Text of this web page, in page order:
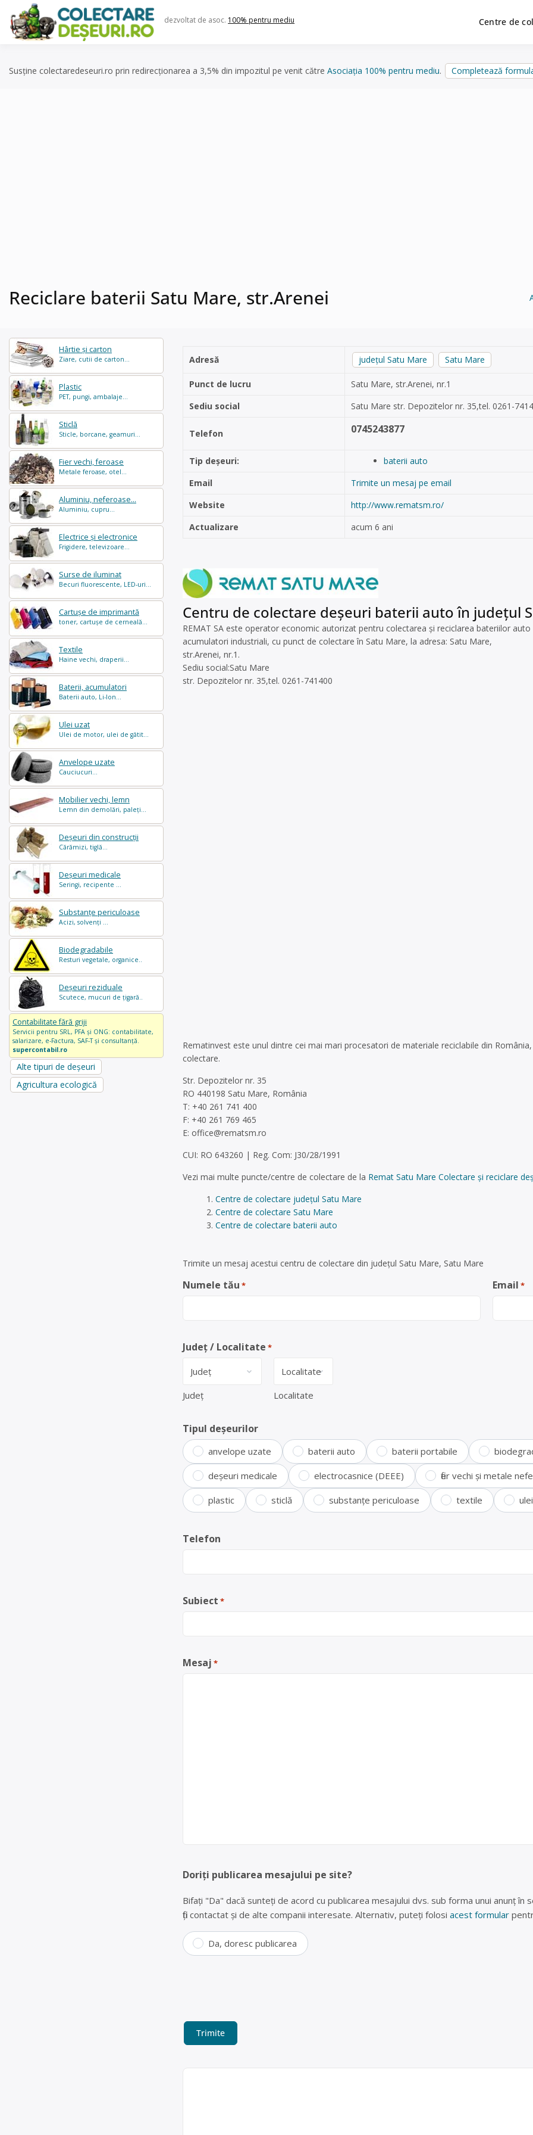
content
dezvoltat de asoc. 100% pentru mediu Centre de
Susține colectaredeseuri.ro prin redirecționarea a 3,5% din impozitul pe venit către Asociația 100% pentru mediu. Completează
Reciclare baterii Satu Mare, str.Arenei
Hârtie și carton
Ziare, cutii de carton...
Plastic
PET, pungi, ambalaje...
Sticlă
Sticle, borcane, geamuri...
Fier vechi, feroase
Metale feroase, otel...
Aluminiu, neferoase...
Aluminiu, cupru...
Electrice și electronice
Frigidere, televizoare...
Surse de iluminat
Becuri fluorescente, LED-uri...
Cartușe de imprimantă
toner, cartușe de cerneală...
Textile
Haine vechi, draperii...
Baterii, acumulatori
Baterii auto, Li-Ion...
Ulei uzat
Ulei de motor, ulei de gătit...
Anvelope uzate
Cauciucuri...
Mobilier vechi, lemn
Lemn din demolări, paleți...
Deșeuri din construcții
Cărămizi, tiglă...
Deșeuri medicale
Seringi, recipente ...
Substanțe periculoase
Acizi, solvenți ...
Biodegradabile
Resturi vegetale, organice..
Deșeuri reziduale
Scutece, mucuri de țigară..
Contabilitate fără griji
Servicii pentru SRL, PFA și ONG: contabilitate,
salarizare, e-Factura, SAF-T și consultanță.
supercontabil.ro
Alte tipuri de deșeuri
Agricultura ecologică
Adresă județul Satu Mare Satu Mare
Punct de lucru
Satu Mare, str.Arenei, nr.1
Sediu social
Satu Mare str. Depozitelor nr. 35,tel. 0261-
Telefon 0745243877
Tip deșeuri:
baterii auto
Email
Trimite un mesaj pe email
Website
http://www.rematsm.ro/
Actualizare
acum 6 ani
Centru de colectare deșeuri baterii auto în județul
REMAT SA este operator economic autorizat pentru colectarea și reciclarea bateriilor
acumulatori industriali, cu punct de colectare în Satu Mare, la adresa: Satu Mare,
str.Arenei, nr.1.
Sediu social:Satu Mare
str. Depozitelor nr. 35,tel. 0261-741400
Rematinvest este unul dintre cei mai mari procesatori de materiale reciclabile din
colectare.
Str. Depozitelor nr. 35
RO 440198 Satu Mare, România
T: +40 261 741 400
F: +40 261 769 465
E: office@rematsm.ro
CUI: RO 643260 | Reg. Com: J30/28/1991
Vezi mai multe puncte/centre de colectare de la Remat Satu Mare Colectare și reciclare
Centre de colectare județul Satu Mare
Centre de colectare Satu Mare
Centre de colectare baterii auto
Trimite un mesaj acestui centru de colectare din județul Satu Mare, Satu Mare
Numele tău * Email *
Județ / Localitate *
Județ Localitate
Tipul deșeurilor
anvelope uzate baterii auto baterii portabile
deșeuri medicale electrocasnice (DEEE) fier vechi și metale
plastic sticlă substanțe periculoase textile
Telefon
Subiect *
Mesaj *
Doriți publicarea mesajului pe site?
Bifați "Da" dacă sunteți de acord cu publicarea mesajului dvs. sub forma unui anunț
fiți contactat și de alte companii interesate. Alternativ, puteți folosi acest formular
Da, doresc publicarea